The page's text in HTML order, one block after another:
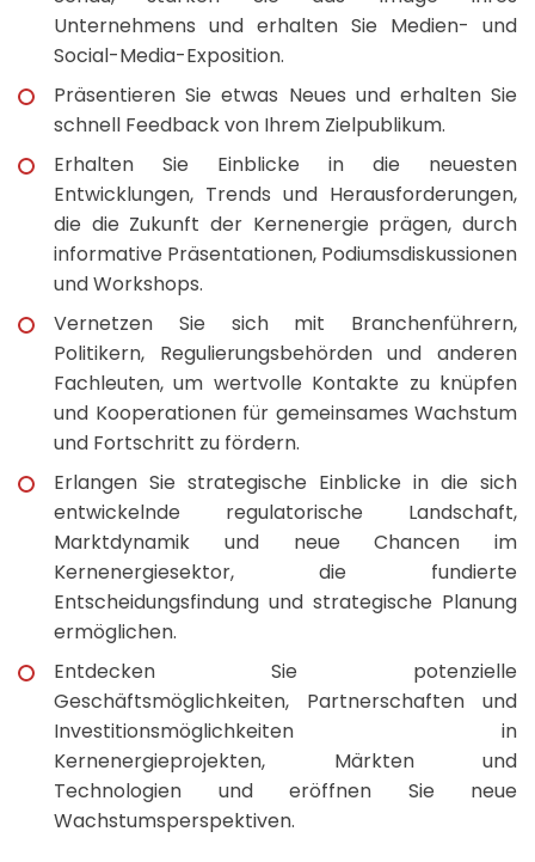
Unternehmens und erhalten Sie Medien- und
Social-Media-Exposition.
Präsentieren Sie etwas Neues und erhalten Sie
schnell Feedback von Ihrem Zielpublikum.
Erhalten Sie Einblicke in die neuesten
Entwicklungen, Trends und Herausforderungen,
die die Zukunft der Kernenergie prägen, durch
informative Präsentationen, Podiumsdiskussionen
und Workshops.
Vernetzen Sie sich mit Branchenführern,
Politikern, Regulierungsbehörden und anderen
Fachleuten, um wertvolle Kontakte zu knüpfen
und Kooperationen für gemeinsames Wachstum
und Fortschritt zu fördern.
Erlangen Sie strategische Einblicke in die sich
entwickelnde regulatorische Landschaft,
Marktdynamik und neue Chancen im
Kernenergiesektor, die fundierte
Entscheidungsfindung und strategische Planung
ermöglichen.
Entdecken Sie potenzielle
Geschäftsmöglichkeiten, Partnerschaften und
Investitionsmöglichkeiten in
Kernenergieprojekten, Märkten und
Technologien und eröffnen Sie neue
Wachstumsperspektiven.